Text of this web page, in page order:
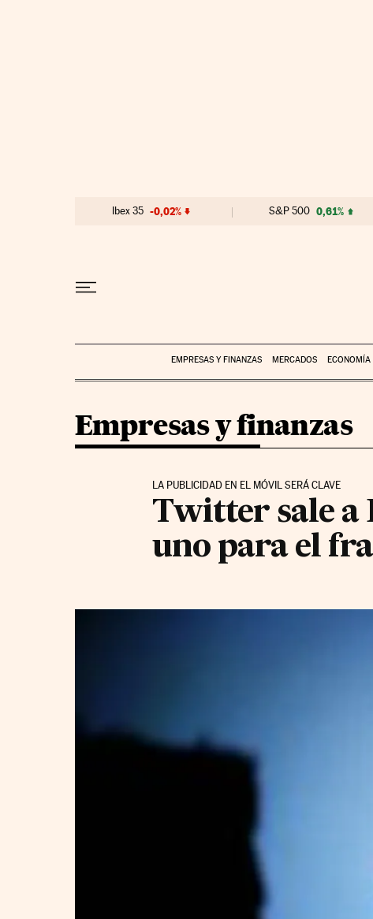
Ibex 35 -0,02% S&P 500 0,61%
EMPRESAS Y FINANZAS MERCADOS ECONOMÍA
Empresas y finanzas
LA PUBLICIDAD EN EL MÓVIL SERÁ CLAVE
Twitter sale a
uno para el